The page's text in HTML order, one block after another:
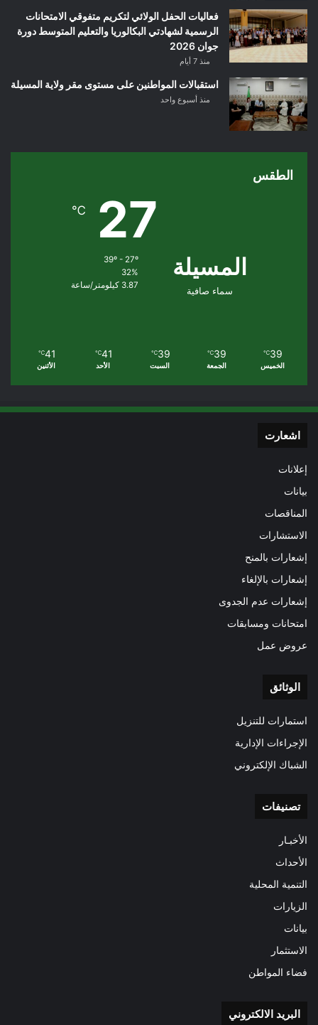
فعاليات الحفل الولائي لتكريم متفوقي الامتحانات
الرسمية لشهادتي البكالوريا والتعليم المتوسط دورة
جوان 2026
منذ 7 أيام
استقبالات المواطنين على مستوى مقر ولاية المسيلة
منذ أسبوع واحد
الطقس
المسيلة
سماء صافية
27
℃
32%
3.87 كيلومتر/ساعة
39
℃
الخميس
39
℃
الجمعة
39
℃
السبت
41
℃
الأحد
41
℃
الأثنين
اشعارت
إعلانات
بيانات
المناقصات
الاستشارات
إشعارات بالمنح
إشعارات بالإلغاء
إشعارات عدم الجدوى
امتحانات ومسابقات
عروض عمل
الوثائق
استمارات للتنزيل
الإجراءات الإدارية
الشباك الإلكتروني
تصنيفات
الأخبـار
الأحداث
التنمية المحلية
الزيارات
بيانات
الاستثمار
فضاء المواطن
البريد الالكتروني